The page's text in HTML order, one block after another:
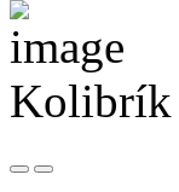
Kolibrík